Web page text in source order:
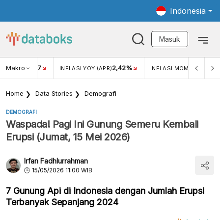
Indonesia
Masuk
Makro
USD/IDR 17 INFLASI YOY (APR)2,42% INFLASI MOM (MAR)
Home Data Stories Demografi
DEMOGRAFI
Waspada! Pagi Ini Gunung Semeru Kembali
Erupsi (Jumat, 15 Mei 2026)
Irfan Fadhlurrahman
15/05/2026 11:00 WIB
7 Gunung Api di Indonesia dengan Jumlah Erupsi
Terbanyak Sepanjang 2024